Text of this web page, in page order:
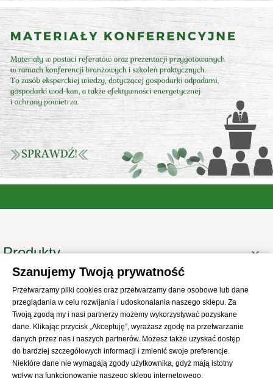
Produkty 
Informacje
Twoje konto 
Informacje o sklepie
Szanujemy Twoją prywatność
Przetwarzamy pliki cookies oraz przetwarzamy dane osobowe lub dane
przeglądania w celu rozwijania i udoskonalania naszego sklepu. Za
Twoją zgodą my i nasi partnerzy możemy wykorzystywać pozyskane
dane. Klikając przycisk „Akceptuję”, wyrażasz zgodę na przetwarzanie
danych przez nas i naszych partnerów. Możesz także uzyskać dostęp
do bardziej szczegółowych informacji i zmienić swoje preferencje.
Niektóre dane nie wymagają zgody użytkownika, gdyż mają istotny
wpływ na funkcjonowanie naszego sklepu internetowego.